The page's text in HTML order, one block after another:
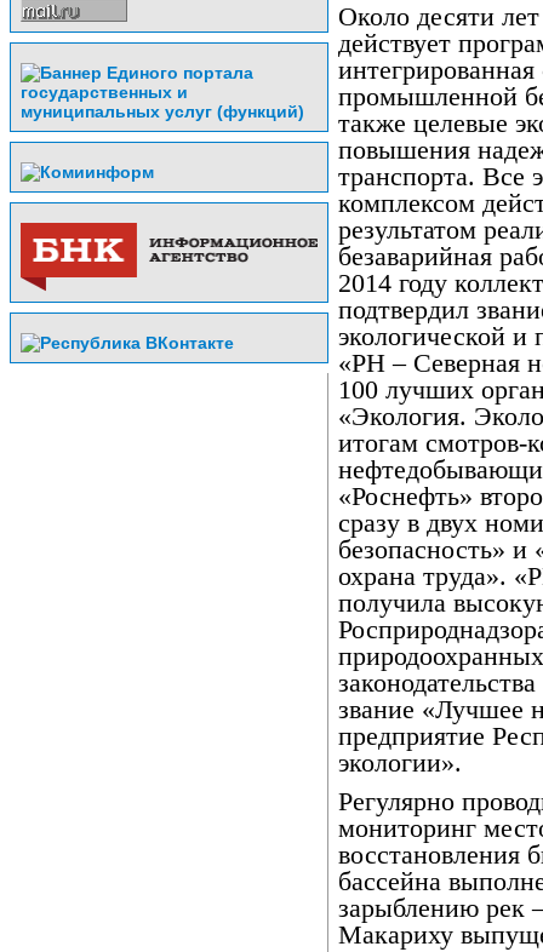
Около десяти
действует
промышленной
также целевые
повышения
транспорта. Все
комплексом
результатом
безаварийная
2014 году
подтвердил
экологической
«РН – Северная
100 лучших
«Экология.
итогам смотров-
«Роснефть»
сразу в двух
безопасность»
охрана труда».
получила
звание «Лучшее
предприятие
экологии».
Регулярно
мониторинг
восстановления
бассейна
зарыблению рек
Макариху